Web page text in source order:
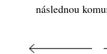
následnou